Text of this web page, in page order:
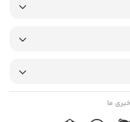
مردان و زنان وجود دارد که از
مو، می توان برای هر یک
این روش جالب، نه دائمی
بیشتر بدانید. ترمیم مو یا
پروتزهای مو بر روی سر روش
ما